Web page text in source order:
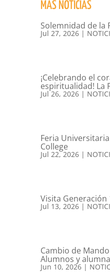
MÁS NOTICIAS
Solemnidad de la
Jul 27, 2026|
¡Celebrando el
espiritualidad! La
Jul 26, 2026|
Feria
College
Jul 22, 2026|
Visita Generación
Jul 13, 2026|
Cambio de
Alumnos y
Jun 10, 2026|